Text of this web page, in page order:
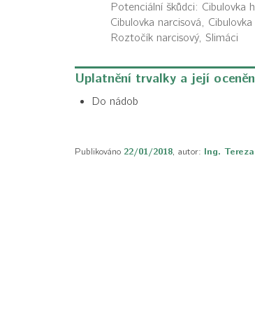
Potenciální škůdci: Cibulovka
Cibulovka narcisová,
Roztočík narcisový, Slimáci
Uplatnění trvalky a její
Do nádob
Publikováno 22/01/2018, autor: Ing.